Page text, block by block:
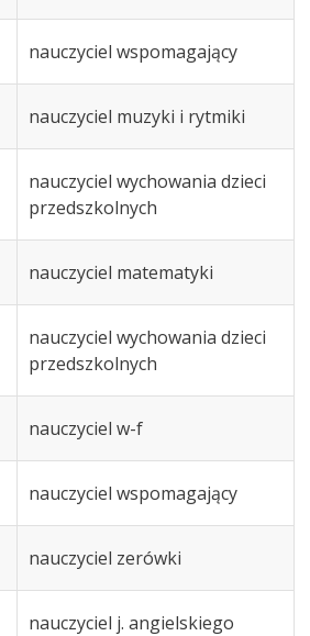
nauczyciel wspomagający
nauczyciel muzyki i rytmiki
nauczyciel wychowania dzieci
przedszkolnych
nauczyciel matematyki
nauczyciel wychowania dzieci
przedszkolnych
nauczyciel w-f
nauczyciel wspomagający
nauczyciel zerówki
nauczyciel j. angielskiego